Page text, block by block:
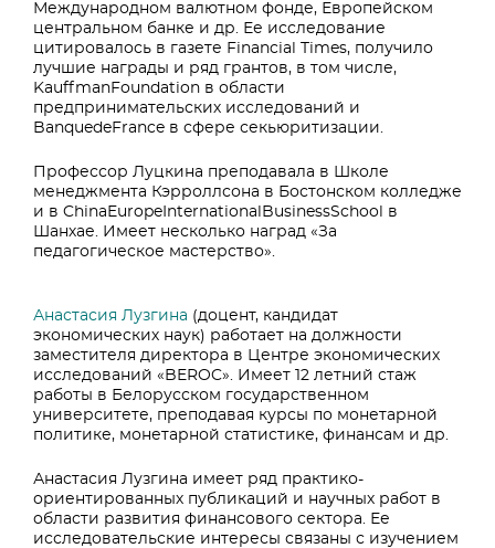
Международном валютном фонде, Европейском
центральном банке и др. Ее исследование
цитировалось в газете Financial Times, получило
лучшие награды и ряд грантов, в том числе,
KauffmanFoundation в области
предпринимательских исследований и
BanquedeFrance в сфере секьюритизации.
Профессор Луцкина преподавала в Школе
менеджмента Кэрроллсона в Бостонском колледже
и в ChinaEuropeInternationalBusinessSchool в
Шанхае. Имеет несколько наград «За
педагогическое мастерство».
Анастасия Лузгина (доцент, кандидат
экономических наук) работает на должности
заместителя директора в Центре экономических
исследований «BEROC». Имеет 12 летний стаж
работы в Белорусском государственном
университете, преподавая курсы по монетарной
политике, монетарной статистике, финансам и др.
Анастасия Лузгина имеет ряд практико-
ориентированных публикаций и научных работ в
области развития финансового сектора. Ее
исследовательские интересы связаны с изучением